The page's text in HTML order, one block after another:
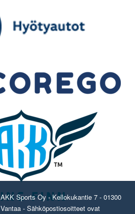
AKK Sports Oy - Kellokukantie 7 - 01300
Vantaa - Sähköpostiosoitteet ovat